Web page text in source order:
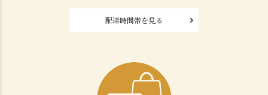
配達時間帯を見る